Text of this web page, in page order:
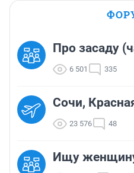
Про засаду
6 501 335
Сочи,
23 576 48
Ищу